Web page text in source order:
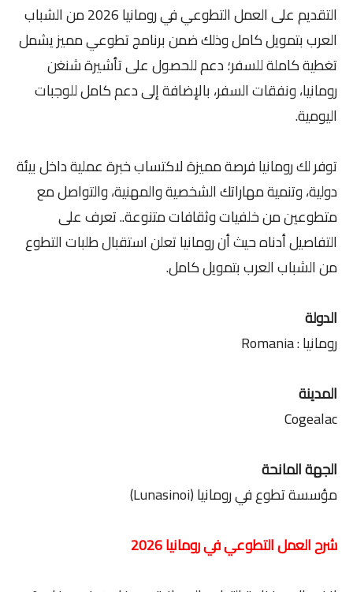
التقديم على العمل التطوعي في رومانيا 2026
من الشباب
العرب بتمويل كامل وذلك ضمن برنامج تطوعي مميز يشمل
تغطية كاملة للسفر؛ دعم للحصول على تأشيرة شنغن
رومانيا، ونفقات السفر، بالإضافة إلى دعم كامل للوجبات
اليومية.
توفر لك رومانيا فرصة مميزة لاكتساب خبرة عملية داخل بيئة
دولية، وتنمية مهاراتك الشخصية والمهنية، والتواصل مع
متطوعين من خلفيات وثقافات متنوعة.. تعرف على
التفاصيل أدناه حيث أن رومانيا تعلن استقبال طلبات التطوع
من الشباب العرب بتمويل كامل.
الدولة
رومانيا : Romania
المدينة
Cogealac
الجهة المانحة
مؤسسة تطوع في رومانيا (Lunasinoi)
شرح العمل التطوعي في رومانيا 2026